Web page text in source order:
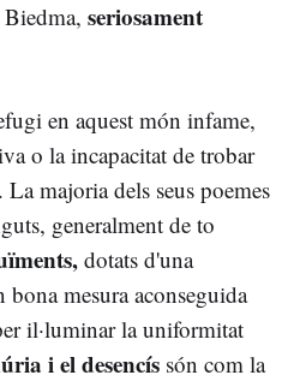
seriosament
en aquest món infame,
o la incapacitat de trobar
majoria dels seus poemes
generalment de to
dotats d'una
bona mesura aconseguida
il·luminar la uniformitat
i el desencís són com la